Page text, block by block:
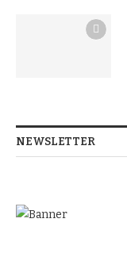
NEWSLETTER